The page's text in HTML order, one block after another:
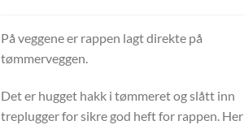
På veggene er rappen lagt direkte på
tømmerveggen.
Det er hugget hakk i tømmeret og slått inn
treplugger for sikre god heft for rappen. Her